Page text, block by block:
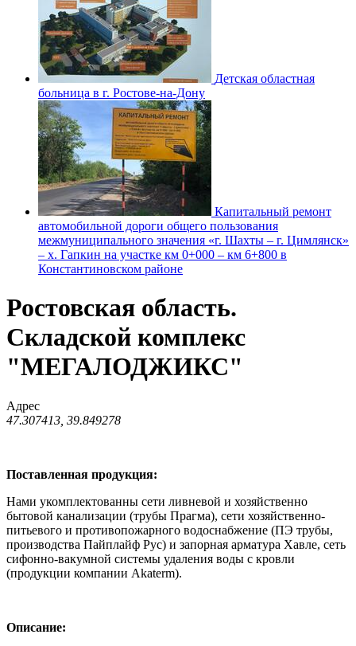
Детская областная
больница в г. Ростове-на-Дону
Капитальный ремонт
автомобильной дороги общего пользования
межмуниципального значения «г. Шахты – г. Цимлянск»
– х. Гапкин на участке км 0+000 – км 6+800 в
Константиновском районе
Ростовская область.
Складской комплекс
"МЕГАЛОДЖИКС"
Адрес
47.307413, 39.849278
Поставленная продукция:
Нами укомплектованны сети ливневой и хозяйственно
бытовой канализации (трубы Прагма), сети хозяйственно-
питьевого и противопожарного водоснабжение (ПЭ трубы,
производства Пайплайф Рус) и запорная арматура Хавле, сеть
сифонно-вакумной системы удаления воды с кровли
(продукции компании Akaterm).
Описание: